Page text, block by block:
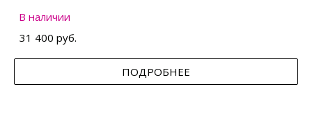
В наличии
31 400 руб.
ПОДРОБНЕЕ